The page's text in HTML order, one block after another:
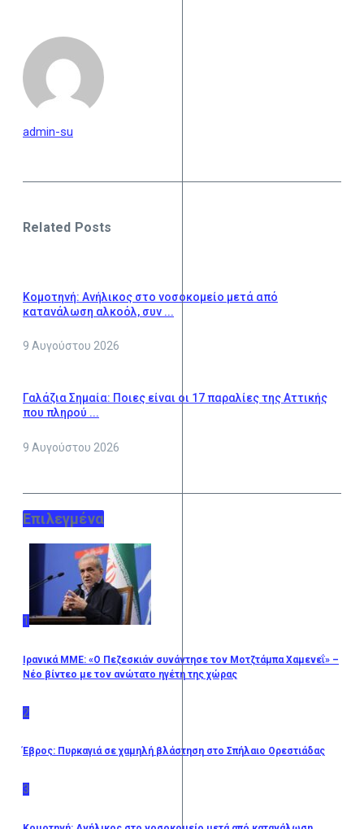
admin-su
Related Posts
Κομοτηνή: Ανήλικος στο νοσοκομείο μετά από
κατανάλωση αλκοόλ, συν ...
9 Αυγούστου 2026
Γαλάζια Σημαία: Ποιες είναι οι 17 παραλίες της Αττικής
που πληρού ...
9 Αυγούστου 2026
Επιλεγμένα
1
Ιρανικά ΜΜΕ: «Ο Πεζεσκιάν συνάντησε τον Μοτζτάμπα Χαμενεΐ» –
Νέο βίντεο με τον ανώτατο ηγέτη της χώρας
2
Έβρος: Πυρκαγιά σε χαμηλή βλάστηση στο Σπήλαιο Ορεστιάδας
3